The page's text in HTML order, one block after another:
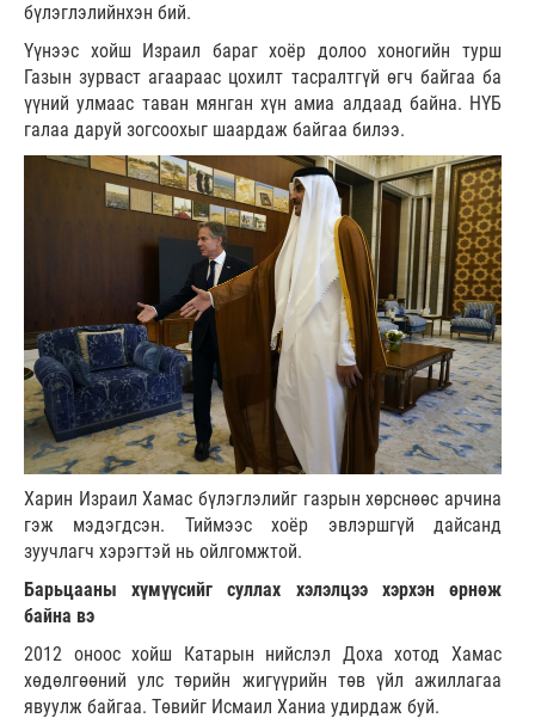
бүлэглэлийнхэн бий.
Үүнээс хойш Израил бараг хоёр долоо хоногийн турш
Газын зурваст агаараас цохилт тасралтгүй өгч байгаа ба
үүний улмаас таван мянган хүн амиа алдаад байна. НҮБ
галаа даруй зогсоохыг шаардаж байгаа билээ.
Харин Израил Хамас бүлэглэлийг газрын хөрснөөс арчина
гэж мэдэгдсэн. Тиймээс хоёр эвлэршгүй дайсанд
зуучлагч хэрэгтэй нь ойлгомжтой.
Барьцааны хүмүүсийг суллах хэлэлцээ хэрхэн өрнөж
байна вэ
2012 оноос хойш Катарын нийслэл Доха хотод Хамас
хөдөлгөөний улс төрийн жигүүрийн төв үйл ажиллагаа
явуулж байгаа. Төвийг Исмаил Ханиа удирдаж буй.